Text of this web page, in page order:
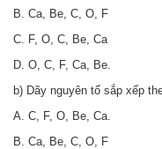
B. Ca, Be, C, O, F
C. F, O, C,
D. O, C, F, Ca, Be.
b) Dãy nguyên tố sắp xếp
A. C, F, O,
B. Ca, Be, C, O, F